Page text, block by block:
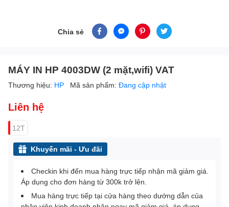
Chia sẻ
MÁY IN HP 4003DW (2 mặt,wifi) VAT
Thương hiệu: HP Mã sản phẩm: Đang cập nhật
Liên hệ
12T
Khuyến mãi - Ưu đãi
Checkin khi đến mua hàng trực tiếp nhận mã giảm giá.
Áp dụng cho đơn hàng từ 300k trở lên.
Mua hàng trực tiếp tại cửa hàng theo dướng dẫn của